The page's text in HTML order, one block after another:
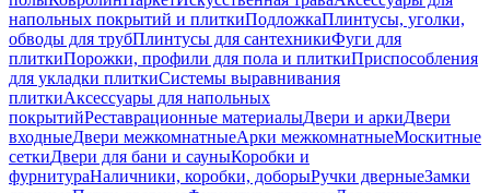
напольных покрытий и плиткиПодложкаПлинтусы, уголки,
обводы для трубПлинтусы для сантехникиФуги для
плиткиПорожки, профили для пола и плиткиПриспособления
для укладки плиткиСистемы выравнивания
плиткиАксессуары для напольных
покрытийРеставрационные материалыДвери и аркиДвери
входныеДвери межкомнатныеАрки межкомнатныеМоскитные
сеткиДвери для бани и сауныКоробки и
фурнитураНаличники, коробки, доборыРучки дверныеЗамки